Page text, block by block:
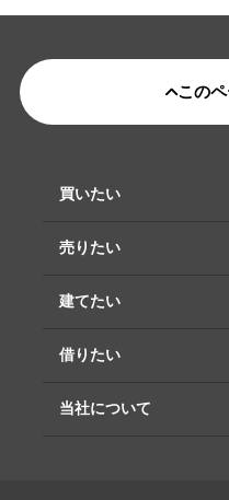
この
買いたい
売りたい
建てたい
借りたい
当社について